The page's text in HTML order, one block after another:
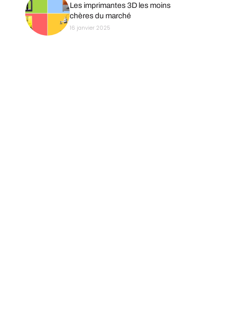
Les imprimantes 3D les moins
chères du marché
16 janvier 2025